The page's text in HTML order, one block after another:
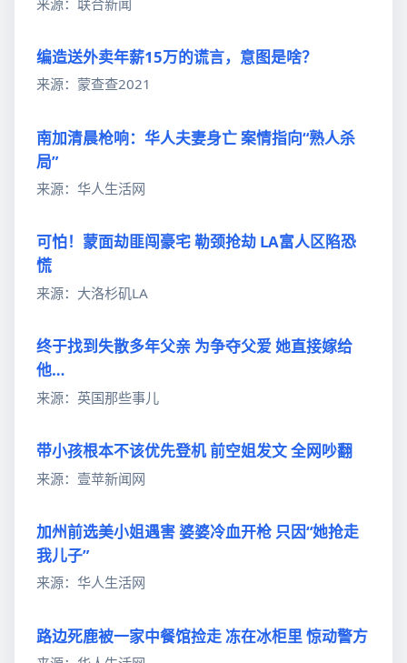
编造送外卖年薪15万的谎言，意图是啥？
来源：蒙查查2021
南加清晨枪响：华人夫妻身亡 案情指向“熟人杀
局”
来源：华人生活网
可怕！蒙面劫匪闯豪宅 勒颈抢劫 LA富人区陷恐
慌
来源：大洛杉矶LA
终于找到失散多年父亲 为争夺父爱 她直接嫁给
他…
来源：英国那些事儿
带小孩根本不该优先登机 前空姐发文 全网吵翻
来源：壹苹新闻网
加州前选美小姐遇害 婆婆冷血开枪 只因“她抢走
我儿子”
来源：华人生活网
路边死鹿被一家中餐馆捡走 冻在冰柜里 惊动警方